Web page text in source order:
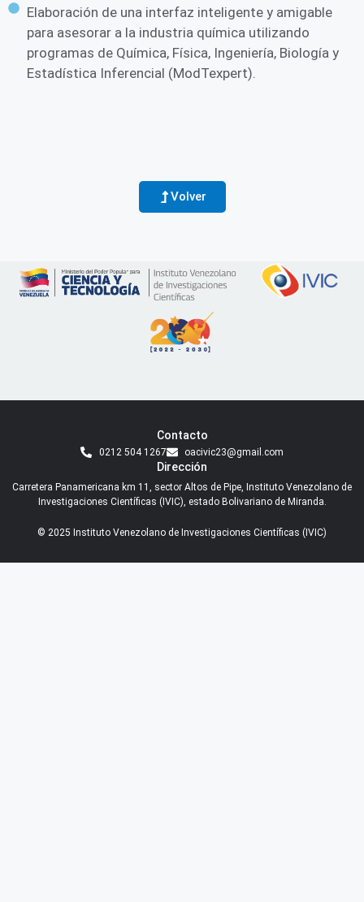
Elaboración de una interfaz inteligente y amigable
para asesorar a la industria química utilizando
programas de Química, Física, Ingeniería, Biología y
Estadística Inferencial (ModTexpert).
Volver
Contacto
0212 504 1267 oacivic23@gmail.com
Dirección
Carretera Panamericana km 11, sector Altos de Pipe, Instituto Venezolano de
Investigaciones Científicas (IVIC), estado Bolivariano de Miranda.
© 2025 Instituto Venezolano de Investigaciones Científicas (IVIC)